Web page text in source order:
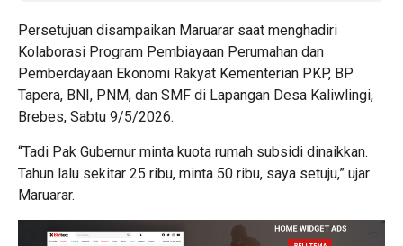
Persetujuan disampaikan Maruarar saat menghadiri
Kolaborasi Program Pembiayaan Perumahan dan
Pemberdayaan Ekonomi Rakyat Kementerian PKP, BP
Tapera, BNI, PNM, dan SMF di Lapangan Desa Kaliwlingi,
Brebes, Sabtu 9/5/2026.
“Tadi Pak Gubernur minta kuota rumah subsidi dinaikkan.
Tahun lalu sekitar 25 ribu, minta 50 ribu, saya setuju,” ujar
Maruarar.